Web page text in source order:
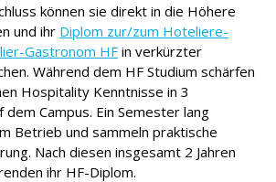
können sie direkt in die Höhere
und ihr Diplom zur/zum Hoteliere-
Gastronom HF in verkürzter
Während dem HF Studium schärfen
Hospitality Kenntnisse in 3
dem Campus. Ein Semester lang
Betrieb und sammeln praktische
Nach diesen insgesamt 2 Jahren
ihr HF-Diplom.